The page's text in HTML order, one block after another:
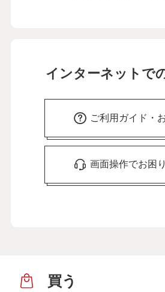
インターネットで
ご利用ガイド・
画面操作でお困
買う